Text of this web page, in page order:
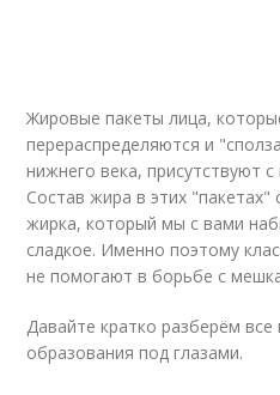
Жировые пакеты лица,
перераспределяются и
нижнего века, присутствуют
Состав жира в этих "пакетах"
жирка, который мы с вами
сладкое. Именно поэтому
не помогают в борьбе с
Давайте кратко разберём
образования под глазами.